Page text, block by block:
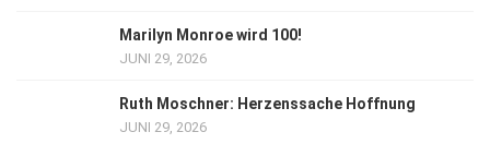
Marilyn Monroe wird 100!
JUNI 29, 2026
Ruth Moschner: Herzenssache Hoffnung
JUNI 29, 2026